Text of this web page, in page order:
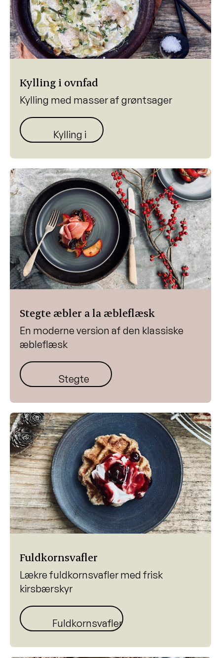
Kylling i ovnfad
Kylling med masser af grøntsager
Kylling i fad
Stegte æbler a la æbleflæsk
En moderne version af den klassiske
æbleflæsk
Stegte æbler
Fuldkornsvafler
Lækre fuldkornsvafler med frisk
kirsbærskyr
Fuldkornsvafler